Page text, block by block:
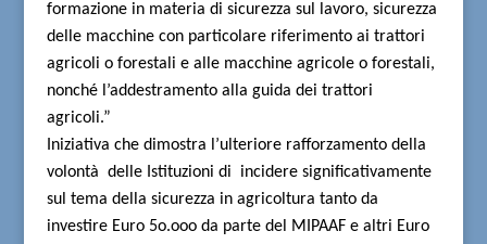
formazione in materia di sicurezza sul lavoro, sicurezza
delle macchine con particolare riferimento ai trattori
agricoli o forestali e alle macchine agricole o forestali,
nonché l’addestramento alla guida dei trattori
agricoli.”
Iniziativa che dimostra l’ulteriore rafforzamento della
volontà delle Istituzioni di
incidere significativamente
sul tema della sicurezza in agricoltura tanto da
investire Euro 5o.ooo da parte del MIPAAF e altri Euro